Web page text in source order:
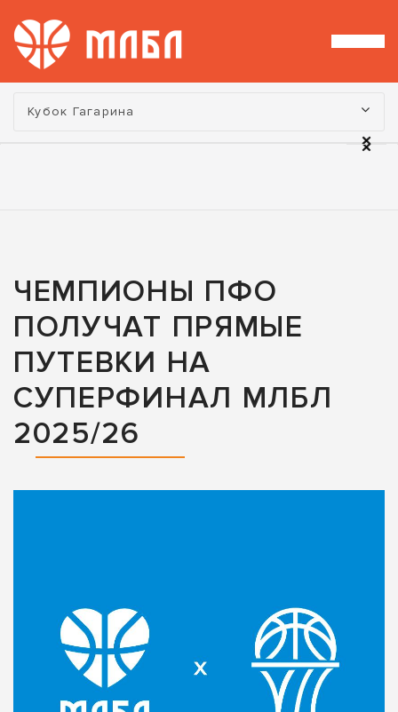
Турнир:
Кубок Гагарина
ЧЕМПИОНЫ ПФО
ПОЛУЧАТ ПРЯМЫЕ
ПУТЕВКИ НА
СУПЕРФИНАЛ МЛБЛ
2025/26